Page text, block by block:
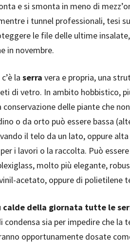
e si smonta in meno di
i tunnel professionali, tesi
le file delle ultime
in novembre.
la serra vera e propria, una
di vetro. In ambito hobbistico,
delle piante che
o da orto può essere bassa
il telo da un lato, oppure
i lavori o la raccolta. Può
molto più elegante,
acetato, oppure di polietilene
calde della giornata tutte le
condensa sia per impedire che la
opportunamente dosate